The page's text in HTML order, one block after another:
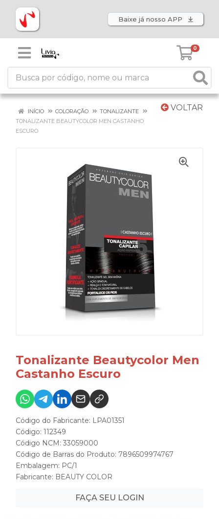
Baixe já nosso APP
0
VOLTAR
INÍCIO COLORAÇÃO
TONALIZANTE
TONALIZANTE BEAUTYCOLOR MEN CASTANHO
ESCURO
Tonalizante Beautycolor Men
Castanho Escuro
Código do Fabricante: LPA01351
Código: 112349
Código NCM: 33059000
Código de Barras do Produto: 7896509974767
Embalagem: PC/1
Fabricante: BEAUTY COLOR
FAÇA SEU LOGIN